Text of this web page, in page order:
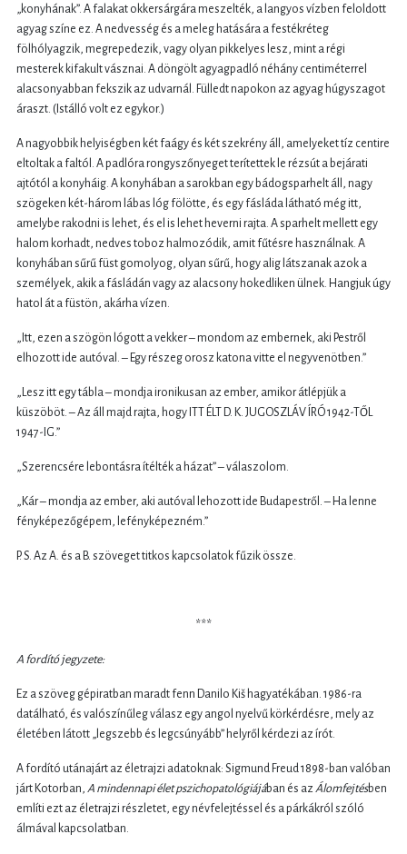
„konyhának”. A falakat okkersárgára meszelték, a langyos vízben feloldott
agyag színe ez. A nedvesség és a meleg hatására a festékréteg
fölhólyagzik, megrepedezik, vagy olyan pikkelyes lesz, mint a régi
mesterek kifakult vásznai. A döngölt agyagpadló néhány centiméterrel
alacsonyabban fekszik az udvarnál. Fülledt napokon az agyag húgyszagot
áraszt. (Istálló volt ez egykor.)
A nagyobbik helyiségben két faágy és két szekrény áll, amelyeket tíz centire
eltoltak a faltól. A padlóra rongyszőnyeget terítettek le rézsút a bejárati
ajtótól a konyháig. A konyhában a sarokban egy bádogsparhelt áll, nagy
szögeken két-három lábas lóg fölötte, és egy fásláda látható még itt,
amelybe rakodni is lehet, és el is lehet heverni rajta. A sparhelt mellett egy
halom korhadt, nedves toboz halmozódik, amit fűtésre használnak. A
konyhában sűrű füst gomolyog, olyan sűrű, hogy alig látszanak azok a
személyek, akik a fásládán vagy az alacsony hokedliken ülnek. Hangjuk úgy
hatol át a füstön, akárha vízen.
„Itt, ezen a szögön lógott a vekker – mondom az embernek, aki Pestről
elhozott ide autóval. – Egy részeg orosz katona vitte el negyvenötben.”
„Lesz itt egy tábla – mondja ironikusan az ember, amikor átlépjük a
küszöböt. – Az áll majd rajta, hogy ITT ÉLT D. K. JUGOSZLÁV ÍRÓ 1942-TŐL
1947-IG.”
„Szerencsére lebontásra ítélték a házat” – válaszolom.
„Kár – mondja az ember, aki autóval lehozott ide Budapestről. – Ha lenne
fényképezőgépem, lefényképezném.”
P. S. Az A. és a B. szöveget titkos kapcsolatok fűzik össze.
***
A fordító jegyzete:
Ez a szöveg gépiratban maradt fenn Danilo Kiš hagyatékában. 1986-ra
datálható, és valószínűleg válasz egy angol nyelvű körkérdésre, mely az
életében látott „legszebb és legcsúnyább” helyről kérdezi az írót.
A fordító utánajárt az életrajzi adatoknak: Sigmund Freud 1898-ban valóban
járt Kotorban, A mindennapi élet pszichopatológiájában és az Álomfejtésben
említi ezt az életrajzi részletet, egy névfelejtéssel és a párkákról szóló
álmával kapcsolatban.